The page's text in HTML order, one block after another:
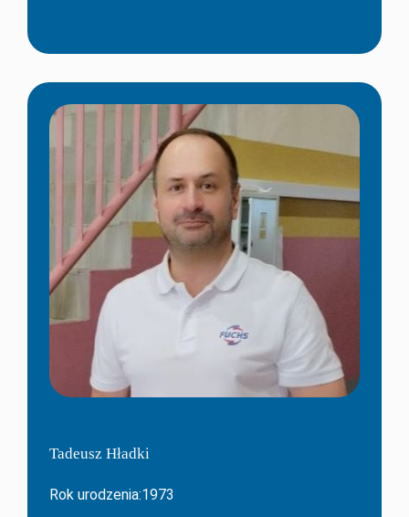
Tadeusz Hładki
Rok urodzenia:1973